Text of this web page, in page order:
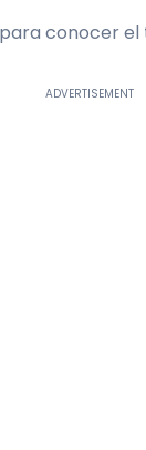
conocer el
ADVERTISEMENT